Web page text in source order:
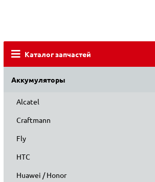
Каталог запчастей
Аккумуляторы
Alcatel
Craftmann
Fly
HTC
Huawei / Honor